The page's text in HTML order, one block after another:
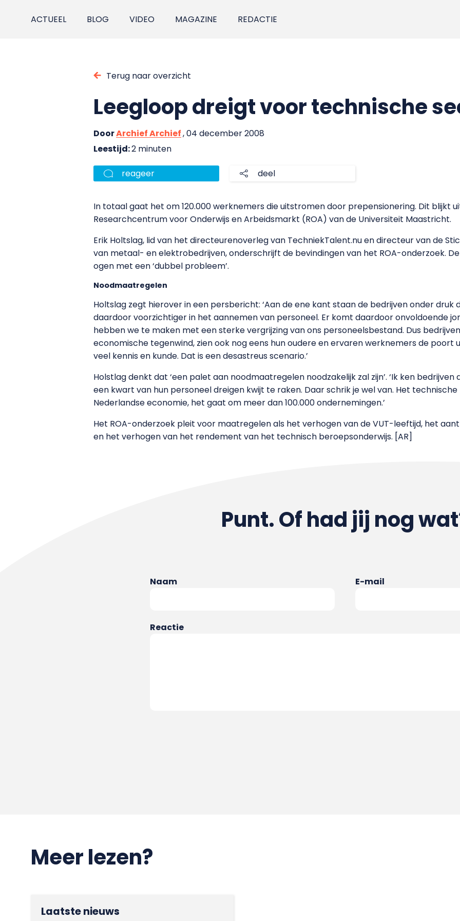
ACTUEEL BLOG VIDEO MAGAZINE REDACTIE
Terug naar overzicht
Leegloop dreigt voor technische
DoorArchief Archief, 04 december 2008
Leestijd:2 minuten
reageer deel
In totaal gaat het om 120.000 werknemers die uitstromen door prepensionering. Dit blijkt
Researchcentrum voor Onderwijs en Arbeidsmarkt (ROA) van de Universiteit Maastricht.
Erik Holtslag, lid van het directeurenoverleg van TechniekTalent.nu en directeur van de
van metaal- en elektrobedrijven, onderschrijft de bevindingen van het ROA-onderzoek.
ogen met een ‘dubbel probleem’.
Noodmaatregelen
Holtslag zegt hierover in een persbericht: ‘Aan de ene kant staan de bedrijven onder druk
daardoor voorzichtiger in het aannemen van personeel. Er komt daardoor onvoldoende
hebben we te maken met een sterke vergrijzing van ons personeelsbestand. Dus
economische tegenwind, zien ook nog eens hun oudere en ervaren werknemers de poort
veel kennis en kunde. Dat is een desastreus scenario.’
Holstlag denkt dat ‘een palet aan noodmaatregelen noodzakelijk zal zijn’. ‘Ik ken
een kwart van hun personeel dreigen kwijt te raken. Daar schrik je wel van. Het
Nederlandse economie, het gaat om meer dan 100.000 ondernemingen.’
Het ROA-onderzoek pleit voor maatregelen als het verhogen van de VUT-leeftijd, het
en het verhogen van het rendement van het technisch beroepsonderwijs. [AR]
Punt. Of had jij nog
Naam E-mail
Reactie
Meer lezen?
Laatste nieuws